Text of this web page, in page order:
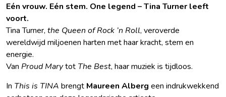
Eén vrouw. Eén stem. One legend – Tina Turner leeft
voort.
Tina Turner, the Queen of Rock ’n Roll, veroverde
wereldwijd miljoenen harten met haar kracht, stem en
energie.
Van Proud Marytot The Best, haar muziek is tijdloos.
In This is TINA brengt Maureen Alberg een indrukwekkend